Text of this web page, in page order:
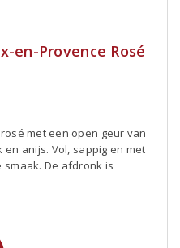
en-Provence Rosé
met een open geur van
anijs. Vol, sappig en met
De afdronk is